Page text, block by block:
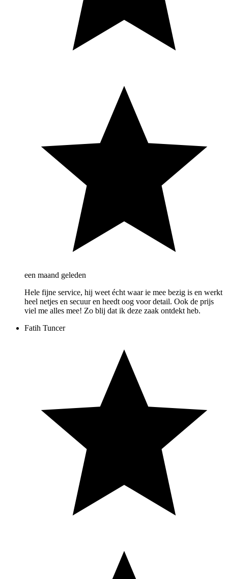
een maand geleden
Hele fijne service, hij weet écht waar ie mee bezig is en werkt
heel netjes en secuur en heedt oog voor detail. Ook de prijs
viel me alles mee! Zo blij dat ik deze zaak ontdekt heb.
Fatih Tuncer